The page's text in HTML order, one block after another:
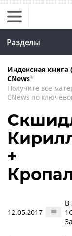
Разделы
Индексная книга
CNews*
Получите все
CNews по
+
12.05.2017
В